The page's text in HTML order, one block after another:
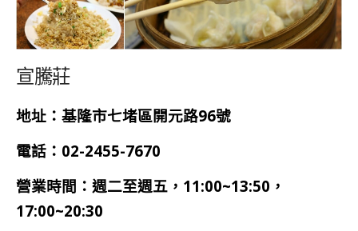
宣騰莊
地址：基隆市七堵區開元路96號
電話：02-2455-7670
營業時間：週二至週五，11:00~13:50，
17:00~20:30